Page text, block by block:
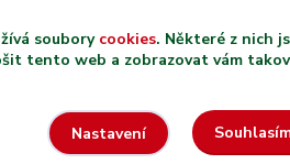
PRODEJ
PRODUKTŮ V
METRÁŽI
soubory cookies. Některé z nich
tento web a zobrazovat vám
Nastavení